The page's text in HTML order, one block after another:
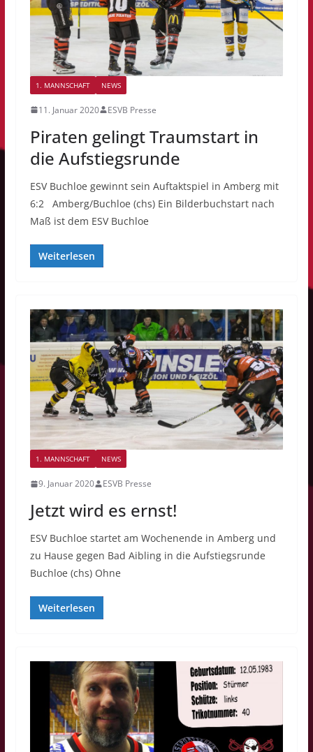
1. MANNSCHAFT NEWS
11. Januar 2020 ESVB Presse
Piraten gelingt Traumstart in
die Aufstiegsrunde
ESV Buchloe gewinnt sein Auftaktspiel in Amberg mit
6:2 Amberg/Buchloe (chs) Ein Bilderbuchstart nach
Maß ist dem ESV Buchloe
Weiterlesen
1. MANNSCHAFT NEWS
9. Januar 2020 ESVB Presse
Jetzt wird es ernst!
ESV Buchloe startet am Wochenende in Amberg und
zu Hause gegen Bad Aibling in die Aufstiegsrunde
Buchloe (chs) Ohne
Weiterlesen